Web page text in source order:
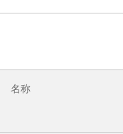
名称